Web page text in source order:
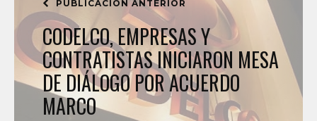
PUBLICACIÓN ANTERIOR
CODELCO, EMPRESAS Y
CONTRATISTAS INICIARON MESA
DE DIÁLOGO POR ACUERDO
MARCO